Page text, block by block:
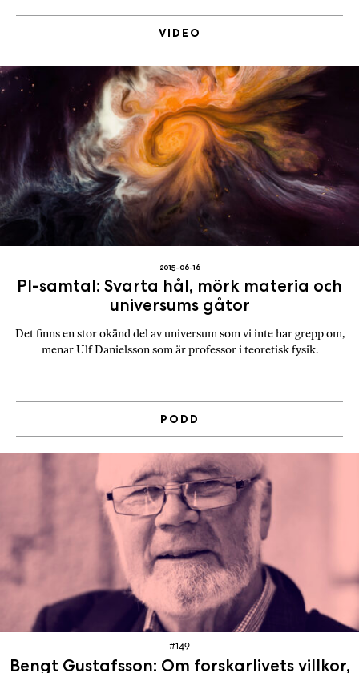
VIDEO
PI-samtal: Svarta hål, mörk materia och
universums gåtor
2015-06-16
Det finns en stor okänd del av universum som vi inte har grepp om,
menar Ulf Danielsson som är professor i teoretisk fysik.
PODD
Bengt Gustafsson: Om forskarlivets villkor,
#149